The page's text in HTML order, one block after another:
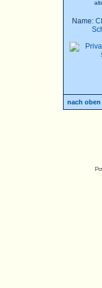
Name:
nach oben